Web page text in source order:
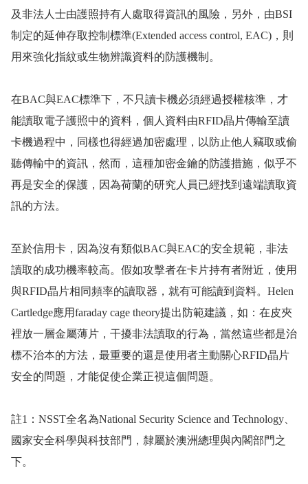
及非法人士由護照持有人處取得資訊的風險，另外，由BSI
制定的延伸存取控制標準(Extended access control, EAC)，則
用來強化指紋或生物辨識資料的防護機制。
在BAC與EAC標準下，不只讀卡機必須經過授權核準，才
能讀取電子護照中的資料，個人資料由RFID晶片傳輸至讀
卡機過程中，同樣也得經過加密處理，以防止他人竊取或偷
聽傳輸中的資訊，然而，這種加密金鑰的防護措施，似乎不
再是安全的保護，因為荷蘭的研究人員已經找到遠端讀取資
訊的方法。
至於信用卡，因為沒有類似BAC與EAC的安全規範，非法
讀取的成功機率較高。假如攻擊者在卡片持有者附近，使用
與RFID晶片相同頻率的讀取器，就有可能讀到資料。 Helen
Cartledge應用faraday cage theory提出防範建議，如：在皮夾
裡放一層金屬薄片，干擾非法讀取的行為，當然這些都是治
標不治本的方法，最重要的還是使用者主動關心RFID晶片
安全的問題，才能促使企業正視這個問題。
註1 ： NSST全名為National Security Science and Technology、
國家安全科學與科技部門，隸屬於澳洲總理與內閣部門之
下。